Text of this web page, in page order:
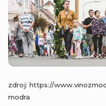
zdroj: https://
modra